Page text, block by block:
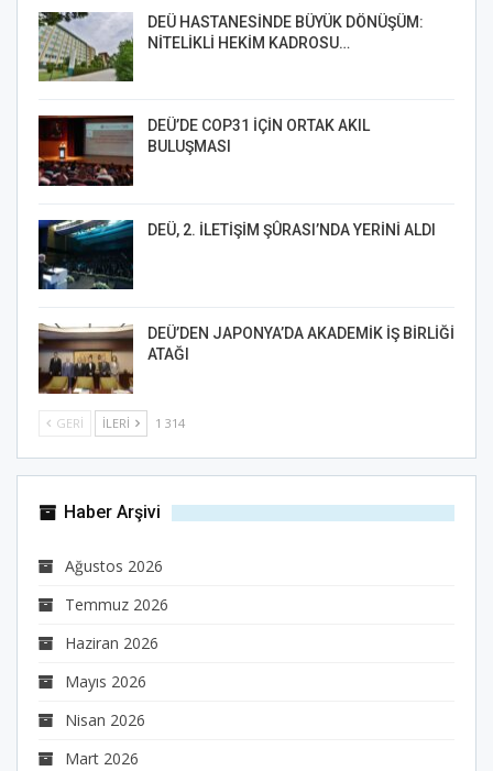
DEÜ HASTANESİNDE BÜYÜK DÖNÜŞÜM:
NİTELİKLİ HEKİM KADROSU…
DEÜ’DE COP31 İÇİN ORTAK AKIL
BULUŞMASI
DEÜ, 2. İLETİŞİM ŞÛRASI’NDA YERİNİ ALDI
DEÜ’DEN JAPONYA’DA AKADEMİK İŞ BİRLİĞİ
ATAĞI
GERI İLERI 1 314
Haber Arşivi
Ağustos 2026
Temmuz 2026
Haziran 2026
Mayıs 2026
Nisan 2026
Mart 2026